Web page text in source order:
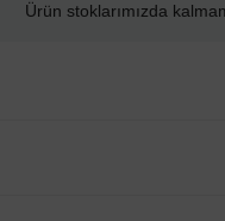
Ürün stoklarımızda